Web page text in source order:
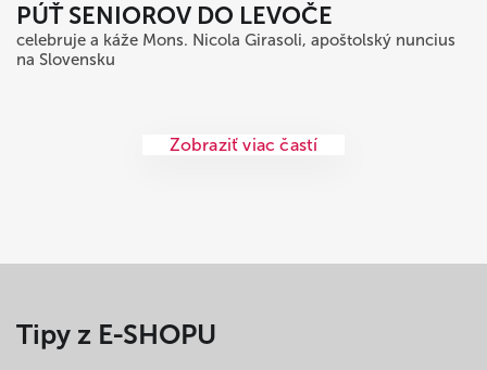
PÚŤ SENIOROV DO LEVOČE
celebruje a káže Mons. Nicola Girasoli, apoštolský nuncius
na Slovensku
Zobraziť viac častí
Tipy z E-SHOPU